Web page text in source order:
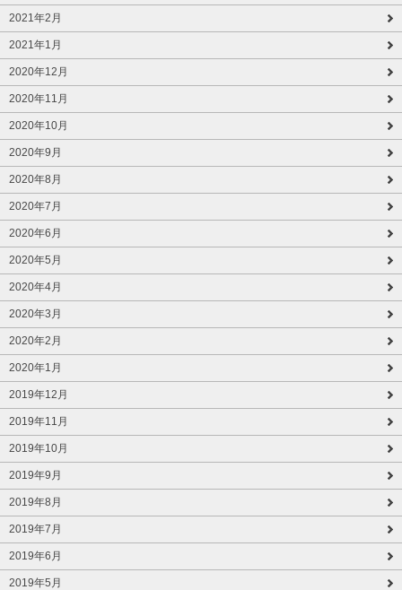
2021年2月
2021年1月
2020年12月
2020年11月
2020年10月
2020年9月
2020年8月
2020年7月
2020年6月
2020年5月
2020年4月
2020年3月
2020年2月
2020年1月
2019年12月
2019年11月
2019年10月
2019年9月
2019年8月
2019年7月
2019年6月
2019年5月